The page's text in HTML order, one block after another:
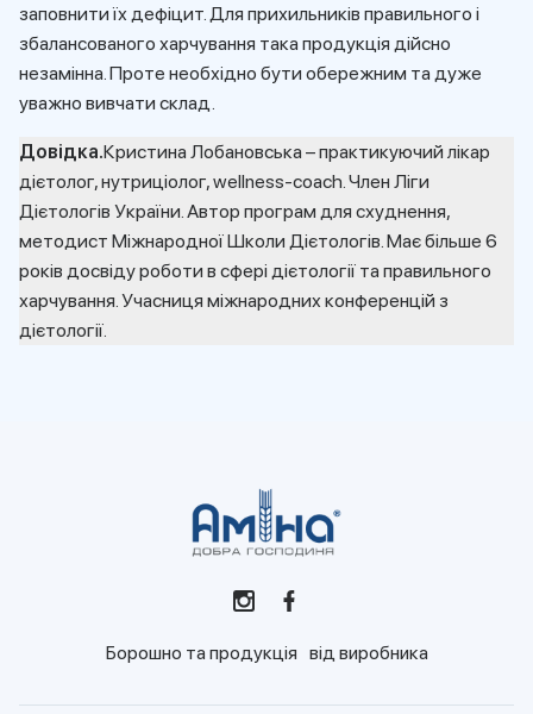
заповнити їх дефіцит. Для прихильників правильного і
збалансованого харчування така продукція дійсно
незамінна. Проте необхідно бути обережним та дуже
уважно вивчати склад.
Довідка.Кристина Лобановська – практикуючий лікар
дієтолог, нутриціолог, wellness-coach. Член Ліги
Дієтологів України. Автор програм для схуднення,
методист Міжнародної Школи Дієтологів. Має більше 6
років досвіду роботи в сфері дієтології та правильного
харчування. Учасниця міжнародних конференцій з
дієтології.
Борошно та продукція від виробника